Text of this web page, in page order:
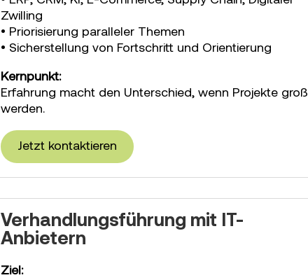
Zwilling
• Priorisierung paralleler Themen
• Sicherstellung von Fortschritt und Orientierung
Kernpunkt:
Erfahrung macht den Unterschied, wenn Projekte groß
werden.
Jetzt kontaktieren
Verhandlungsführung mit IT-
Anbietern
Ziel: